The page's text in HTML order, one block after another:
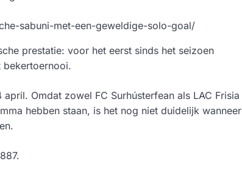
sabuni-met-een-geweldige-solo-goal/
prestatie: voor het eerst sinds het seizoen
bekertoernooi.
Omdat zowel FC Surhústerfean als LAC Frisia
hebben staan, is het nog niet duidelijk wanneer